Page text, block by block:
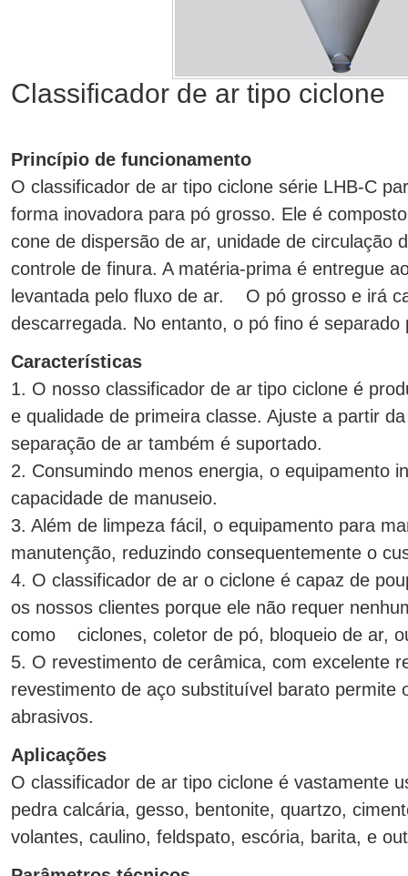
Classificador de ar tipo ciclone
Princípio de funcionamento
O classificador de ar tipo ciclone série LHB-C
forma inovadora para pó grosso. Ele é
cone de dispersão de ar, unidade de circulação
controle de finura. A matéria-prima é entregue
levantada pelo fluxo de ar. O pó grosso e irá
descarregada. No entanto, o pó fino é separado
Características
1. O nosso classificador de ar tipo ciclone é
e qualidade de primeira classe. Ajuste a partir
separação de ar também é suportado.
2. Consumindo menos energia, o equipamento
capacidade de manuseio.
3. Além de limpeza fácil, o equipamento para
manutenção, reduzindo consequentemente o
4. O classificador de ar o ciclone é capaz de
os nossos clientes porque ele não requer
como ciclones, coletor de pó, bloqueio de ar,
5. O revestimento de cerâmica, com excelente
revestimento de aço substituível barato permite
abrasivos.
Aplicações
O classificador de ar tipo ciclone é vastamente
pedra calcária, gesso, bentonite, quartzo,
volantes, caulino, feldspato, escória, barita, e